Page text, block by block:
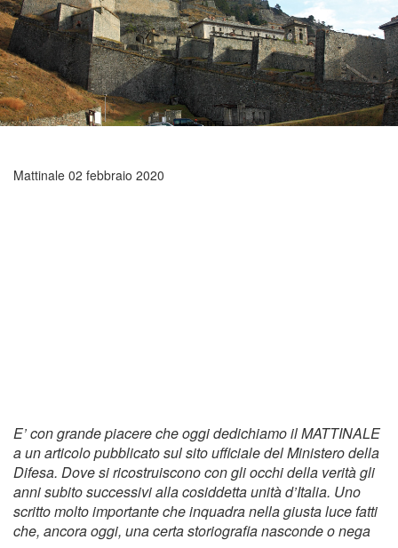
Mattinale 02 febbraio 2020
E’ con grande piacere che oggi dedichiamo il MATTINALE
a un articolo pubblicato sul sito ufficiale del Ministero della
Difesa. Dove si ricostruiscono con gli occhi della verità gli
anni subito successivi alla cosiddetta unità d’Italia. Uno
scritto molto importante che inquadra nella giusta luce fatti
che, ancora oggi, una certa storiografia nasconde o nega